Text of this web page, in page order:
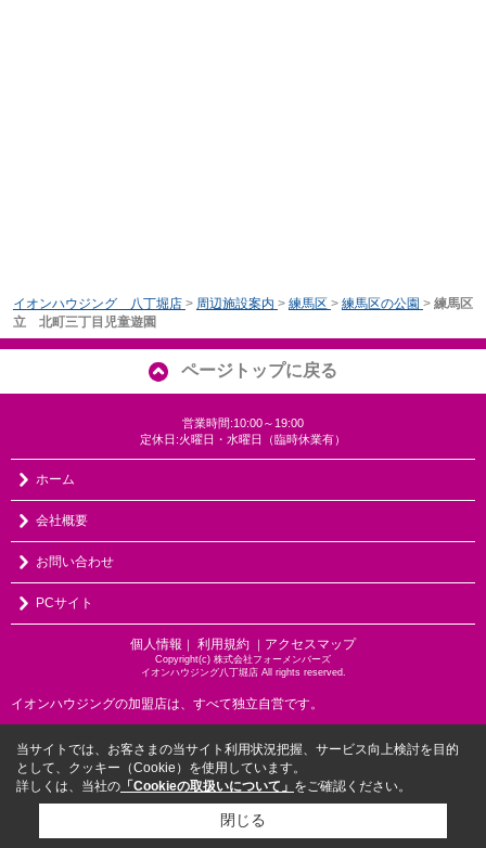
イオンハウジング 八丁堀店 > 周辺施設案内 > 練馬区 > 練馬区の公園 > 練馬区
立 北町三丁目児童遊園
ページトップに戻る
営業時間:10:00～19:00
定休日:火曜日・水曜日（臨時休業有）
ホーム
会社概要
お問い合わせ
PCサイト
個人情報 ｜ 利用規約 ｜ アクセスマップ
Copyright(c) 株式会社フォーメンバーズ
イオンハウジング八丁堀店 All rights reserved.
イオンハウジングの加盟店は、すべて独立自営です。
当サイトでは、お客さまの当サイト利用状況把握、サービス向上検討を目的
として、クッキー（Cookie）を使用しています。
詳しくは、当社の 「Cookieの取扱いについて」 をご確認ください。
閉じる